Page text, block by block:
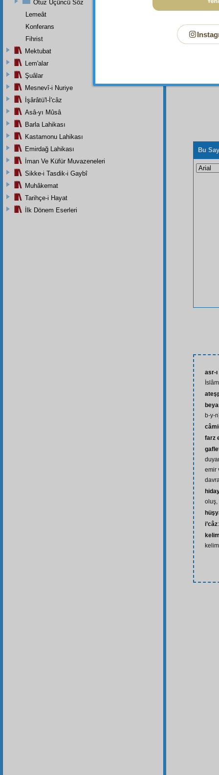
Bu
asr-
b-y-
farz
emir
oluş,
i’câz
Otuz Üçüncü Söz
Lemeât
Konferans
Fihrist
Mektubat
Lem'alar
Şuâlar
Mesnevî-i Nuriye
İşârâtü'l-İ'câz
Asâ-yı Mûsâ
Barla Lahikası
Kastamonu Lahikası
Emirdağ Lahikası
İman Ve Küfür Muvazeneleri
Sikke-i Tasdik-i Gaybî
Muhâkemat
Tarihçe-i Hayat
İlk Dönem Eserleri